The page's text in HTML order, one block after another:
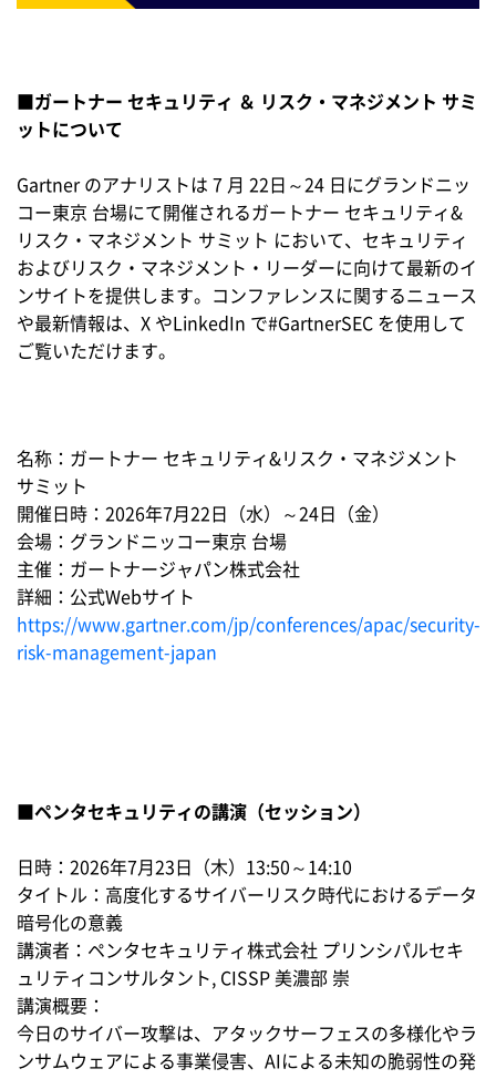
ガートナー セキュリティ ＆ リスク・マネジメント サミ
ットについて
Gartner のアナリストは 7 月 22日～24 日にグランドニッ
コー東京 台場にて開催されるガートナー セキュリティ&
リスク・マネジメント サミット において、セキュリティ
およびリスク・マネジメント・リーダーに向けて最新のイ
ンサイトを提供します。コンファレンスに関するニュース
や最新情報は、X やLinkedIn で#GartnerSEC を使用して
ご覧いただけます。
名称：ガートナー セキュリティ&リスク・マネジメント
サミット
開催日時：2026年7月22日（水）～24日（金）
会場：グランドニッコー東京 台場
主催：ガートナージャパン株式会社
詳細：公式Webサイト
https://www.gartner.com/jp/conferences/apac/security-
risk-management-japan
■ペンタセキュリティの講演（セッション）
日時：2026年7月23日（木）13:50～14:10
タイトル：高度化するサイバーリスク時代におけるデータ
暗号化の意義
講演者：ペンタセキュリティ株式会社 プリンシパルセキ
ュリティコンサルタント, CISSP 美濃部 崇
講演概要：
今日のサイバー攻撃は、アタックサーフェスの多様化やラ
ンサムウェアによる事業侵害、AIによる未知の脆弱性の発